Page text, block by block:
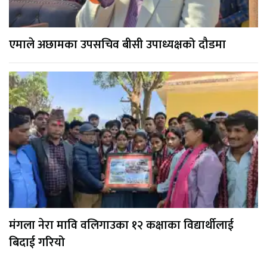
एमाले अछामका उपसचिव बीसी उपाध्यक्षको दौडमा
मंगला नेरा मावि वलिगाउका १२ कक्षाका विद्यार्थीलाई
बिदाई गरियो